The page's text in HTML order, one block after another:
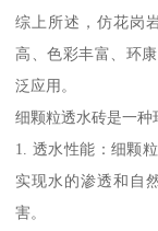
综上所述，仿花岗
高、色彩丰富、环
泛应用。
细颗粒透水砖是一种
1. 透水性能：细颗
实现水的渗透和自
害。